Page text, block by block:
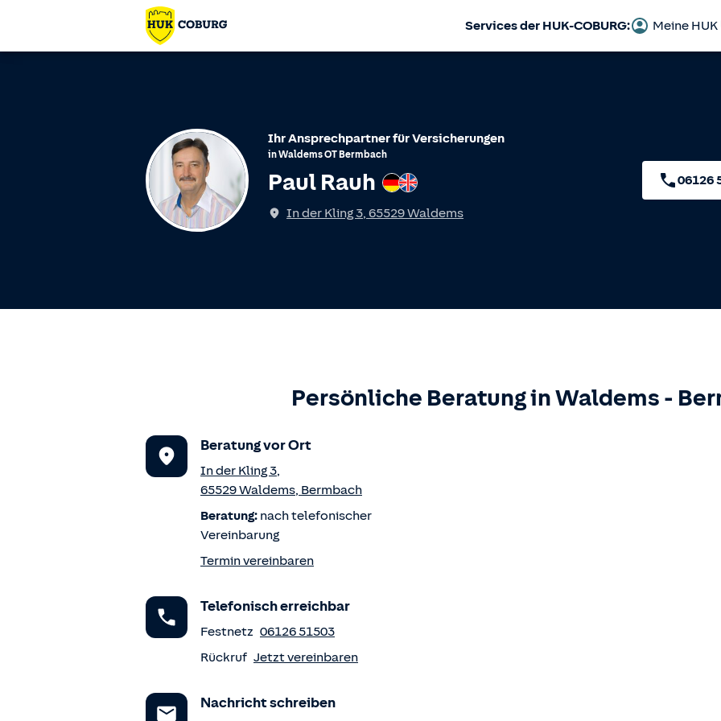
Services der HUK-COBURG: Meine HUK
Ihr Ansprechpartner für Versicherungen
inWaldemsOT Bermbach
Paul Rauh
Spricht Deutsch
Englisch
In der Kling 3, 65529Waldems
06126
Persönliche Beratung inWaldems -
Beratung vor Ort
In der Kling 3,
65529Waldems, Bermbach
Beratung: nach telefonischer
Vereinbarung
Termin vereinbaren
Telefonisch erreichbar
Festnetz 06126 51503
Rückruf Jetzt vereinbaren
Nachricht schreiben